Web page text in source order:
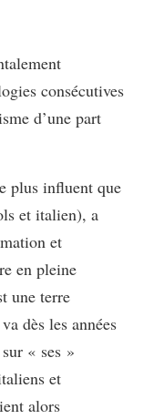
consécutives
d’une part
plus influent que
et italien), a
et
en pleine
une terre
dès les années
« ses »
et
alors